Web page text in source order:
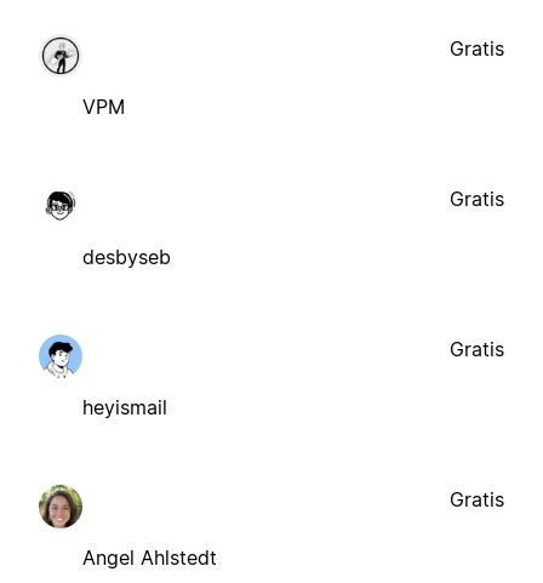
VPM
Gratis
desbyseb
Gratis
heyismail
Gratis
Angel Ahlstedt
Gratis